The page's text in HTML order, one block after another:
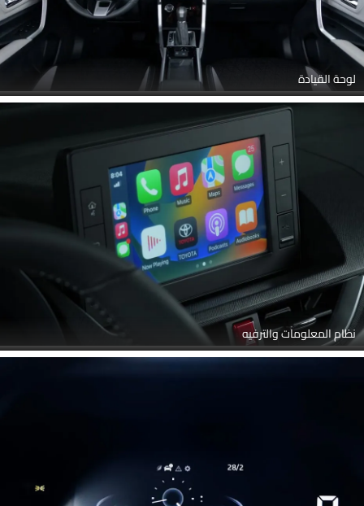
لوحة القيادة
نظام المعلومات والترفيه